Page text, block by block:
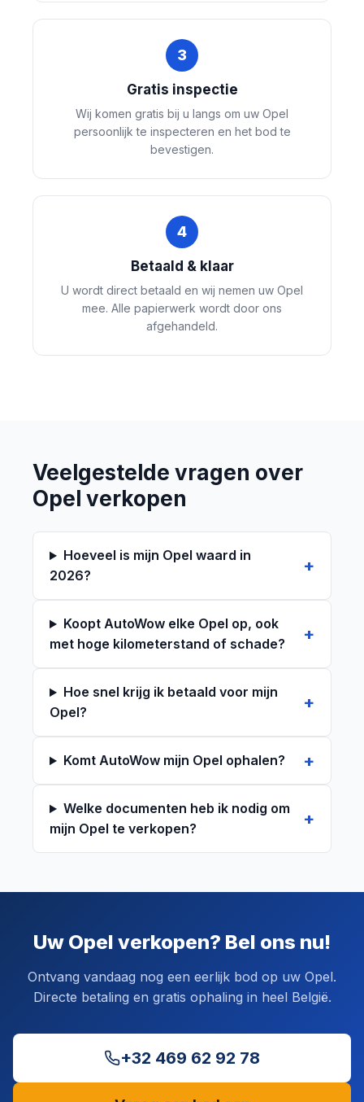
3
Gratis inspectie
Wij komen gratis bij u langs om uw Opel
persoonlijk te inspecteren en het bod te
bevestigen.
4
Betaald & klaar
U wordt direct betaald en wij nemen uw Opel
mee. Alle papierwerk wordt door ons
afgehandeld.
Veelgestelde vragen over
Opel verkopen
Hoeveel is mijn Opel waard in
2026?
Koopt AutoWow elke Opel op, ook
met hoge kilometerstand of schade?
Hoe snel krijg ik betaald voor mijn
Opel?
Komt AutoWow mijn Opel ophalen?
Welke documenten heb ik nodig om
mijn Opel te verkopen?
Uw Opel verkopen? Bel ons nu!
Ontvang vandaag nog een eerlijk bod op uw Opel.
Directe betaling en gratis ophaling in heel België.
+32 469 62 92 78